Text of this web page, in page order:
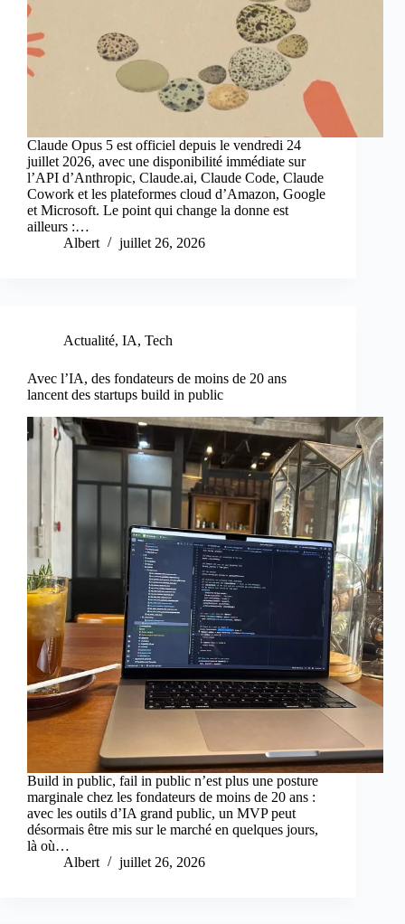
Claude Opus 5 est officiel depuis le vendredi 24
juillet 2026, avec une disponibilité immédiate sur
l’API d’Anthropic, Claude.ai, Claude Code, Claude
Cowork et les plateformes cloud d’Amazon, Google
et Microsoft. Le point qui change la donne est
ailleurs :…
Albert
juillet 26, 2026
Actualité, IA, Tech
Avec l’IA, des fondateurs de moins de 20 ans
lancent des startups build in public
Build in public, fail in public n’est plus une posture
marginale chez les fondateurs de moins de 20 ans :
avec les outils d’IA grand public, un MVP peut
désormais être mis sur le marché en quelques jours,
là où…
Albert
juillet 26, 2026